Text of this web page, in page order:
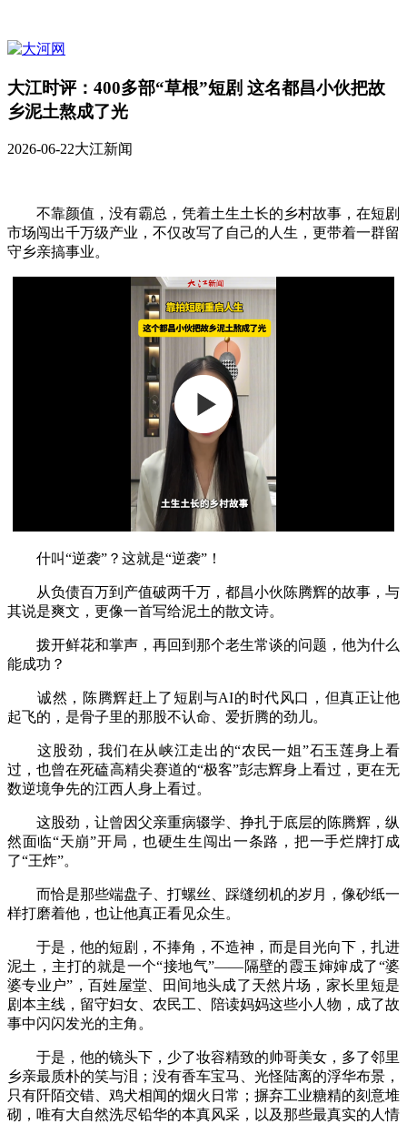
大江时评：400多部“草根”短剧 这名都昌小伙把故
乡泥土熬成了光
2026-06-22大江新闻
不靠颜值，没有霸总，凭着土生土长的乡村故事，在短剧
市场闯出千万级产业，不仅改写了自己的人生，更带着一群留
守乡亲搞事业。
什叫“逆袭”？这就是“逆袭”！
从负债百万到产值破两千万，都昌小伙陈腾辉的故事，与
其说是爽文，更像一首写给泥土的散文诗。
拨开鲜花和掌声，再回到那个老生常谈的问题，他为什么
能成功？
诚然，陈腾辉赶上了短剧与AI的时代风口，但真正让他
起飞的，是骨子里的那股不认命、爱折腾的劲儿。
这股劲，我们在从峡江走出的“农民一姐”石玉莲身上看
过，也曾在死磕高精尖赛道的“极客”彭志辉身上看过，更在无
数逆境争先的江西人身上看过。
这股劲，让曾因父亲重病辍学、挣扎于底层的陈腾辉，纵
然面临“天崩”开局，也硬生生闯出一条路，把一手烂牌打成
了“王炸”。
而恰是那些端盘子、打螺丝、踩缝纫机的岁月，像砂纸一
样打磨着他，也让他真正看见众生。
于是，他的短剧，不捧角，不造神，而是目光向下，扎进
泥土，主打的就是一个“接地气”——隔壁的霞玉婶婶成了“婆
婆专业户”，百姓屋堂、田间地头成了天然片场，家长里短是
剧本主线，留守妇女、农民工、陪读妈妈这些小人物，成了故
事中闪闪发光的主角。
于是，他的镜头下，少了妆容精致的帅哥美女，多了邻里
乡亲最质朴的笑与泪；没有香车宝马、光怪陆离的浮华布景，
只有阡陌交错、鸡犬相闻的烟火日常；摒弃工业糖精的刻意堆
砌，唯有大自然洗尽铅华的本真风采，以及那些最真实的人情